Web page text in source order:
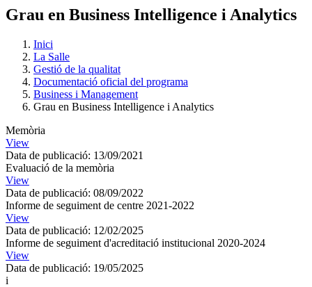
Grau en Business Intelligence i Analytics
Inici
La Salle
Gestió de la qualitat
Documentació oficial del programa
Business i Management
Grau en Business Intelligence i Analytics
Memòria
View
Data de publicació: 13/09/2021
Evaluació de la memòria
View
Data de publicació: 08/09/2022
Informe de seguiment de centre 2021-2022
View
Data de publicació: 12/02/2025
Informe de seguiment d'acreditació institucional 2020-2024
View
Data de publicació: 19/05/2025
i